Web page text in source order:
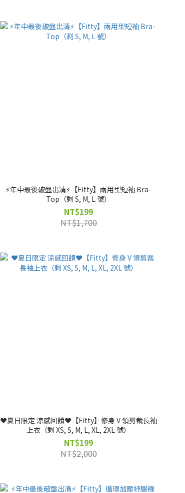
⚡️年中最後破盤出清⚡️【Fitty】兩用型短袖 Bra-
Top（剩 S, M, L 號）
NT$199
NT$1,700
❤️夏日限定 涼感回饋❤️【Fitty】修身 V 領剪裁長袖
上衣（剩 XS, S, M, L, XL, 2XL 號）
NT$199
NT$2,000